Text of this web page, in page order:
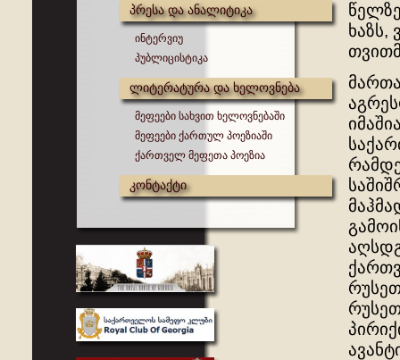
პრესა და ანალიტიკა
ინტერვიუ
პუბლიცისტიკა
ლიტერატურა და ხელოვნება
მეფეები სახვით ხელოვნებაში
მეფეები ქართულ პოეზიაში
ქართველ მეფეთა პოეზია
კონტაქტი
ხაზს,